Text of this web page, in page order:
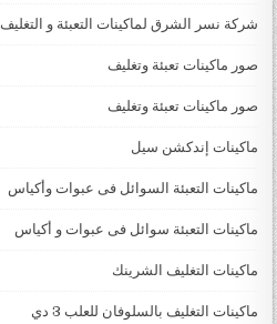
شركة نسر الشرق لماكينات التعبئة و التغليف
صور ماكينات تعبئة وتغليف
صور ماكينات تعبئة وتغليف
ماكينات إندكشن سيل
ماكينات التعبئة السوائل فى عبوات وأكياس
ماكينات التعبئة سوائل فى عبوات و أكياس
ماكينات التغليف الشرينك
ماكينات التغليف بالسلوفان للعلب 3 دي